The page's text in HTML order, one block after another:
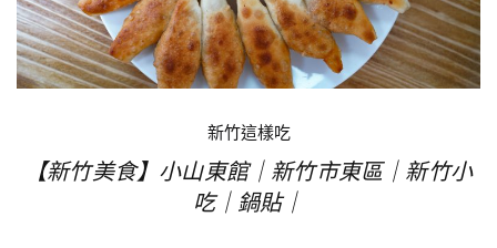
新竹這樣吃
【新竹美食】小山東館｜新竹市東區｜新竹小
吃｜鍋貼｜